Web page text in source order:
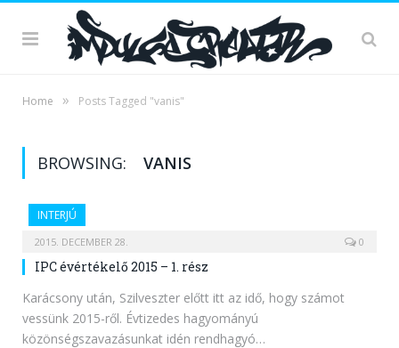
Home » Posts Tagged "vanis"
BROWSING: VANIS
INTERJÚ
2015. DECEMBER 28. 0
IPC évértékelő 2015 – 1. rész
Karácsony után, Szilveszter előtt itt az idő, hogy számot
vessünk 2015-ről. Évtizedes hagyományú
közönségszavazásunkat idén rendhagyó…